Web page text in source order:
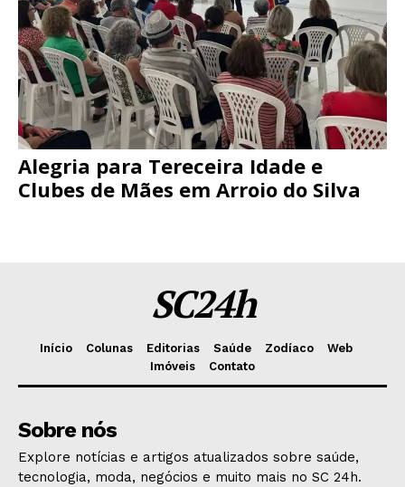
Alegria para Tereceira Idade e
Clubes de Mães em Arroio do Silva
SC24h
Início Colunas Editorias Saúde Zodíaco
Web
Imóveis
Contato
Sobre nós
Explore notícias e artigos atualizados sobre saúde,
tecnologia, moda, negócios e muito mais no SC 24h.